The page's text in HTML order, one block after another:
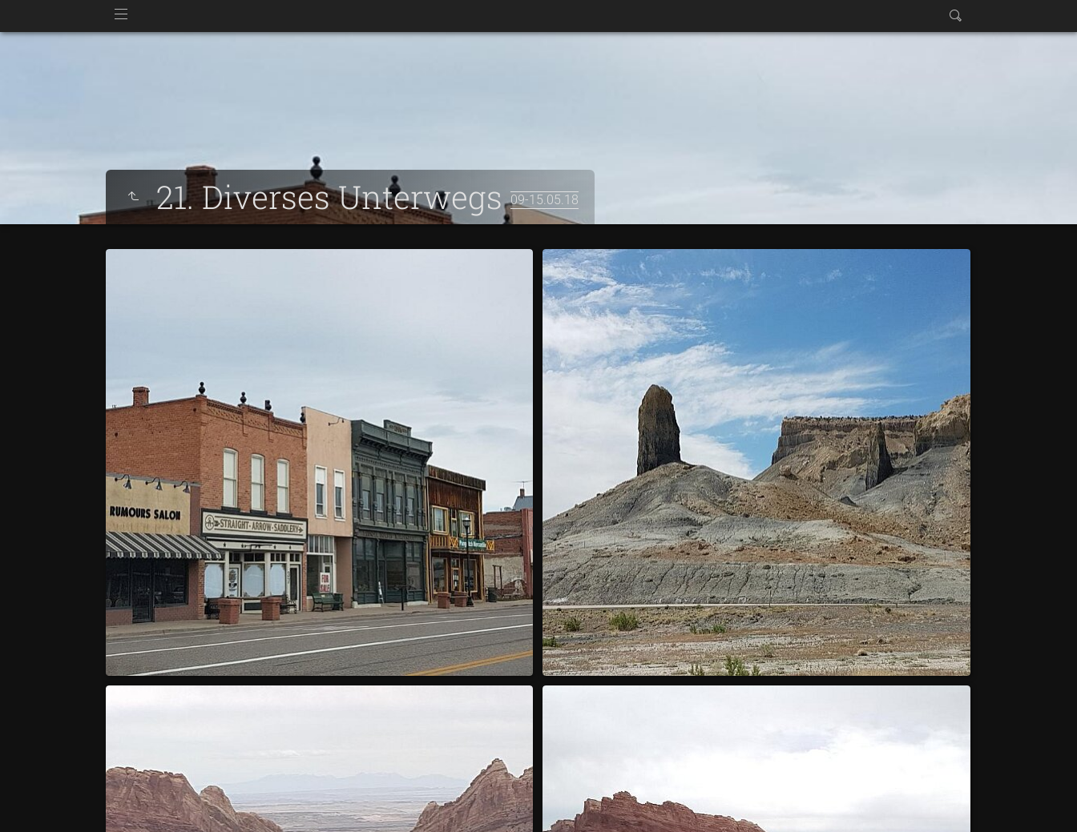
21. Diverses Unterwegs09-15.05.18